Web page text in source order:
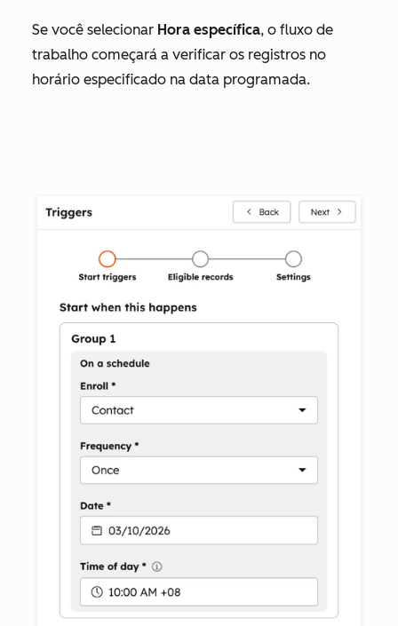
Se você selecionar Hora específica, o fluxo de
trabalho começará a verificar os registros no
horário especificado na data programada.